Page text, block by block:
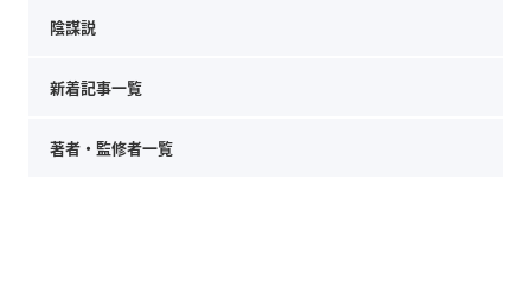
陰謀説
新着記事一覧
著者・監修者一覧